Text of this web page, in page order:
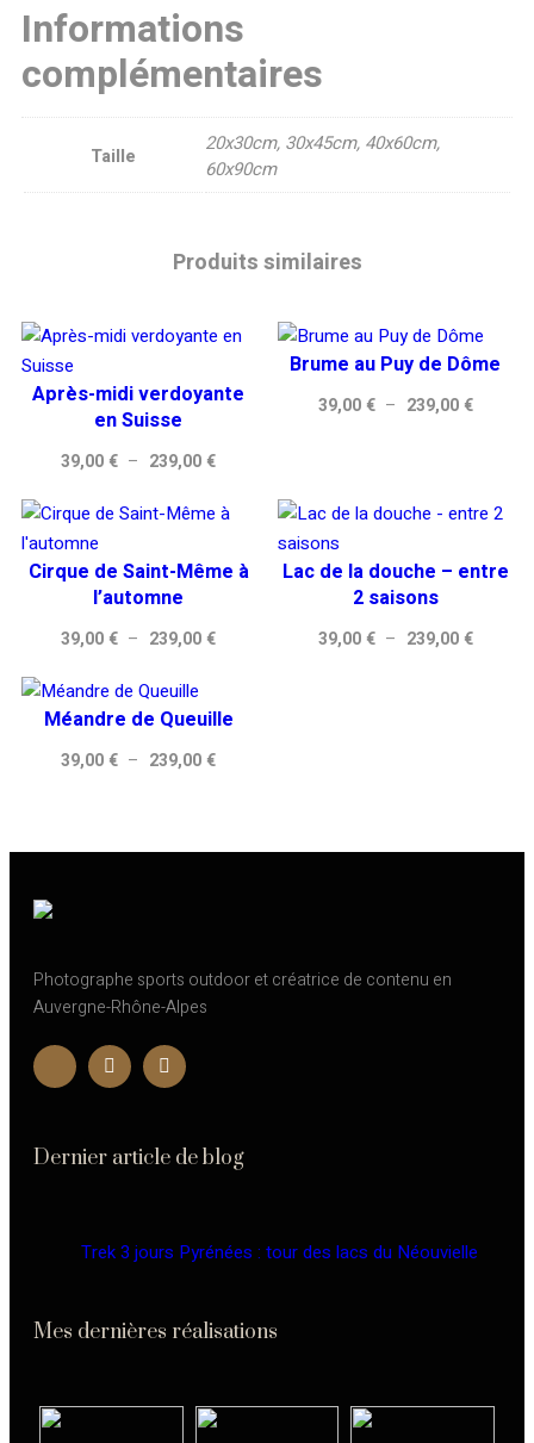
Informations
complémentaires
Taille
20x30cm, 30x45cm, 40x60cm,
60x90cm
Produits similaires
Après-midi verdoyante
en Suisse
39,00 € – 239,00 €Plage
prix :
à
Brume au Puy de Dôme
39,00 € – 239,00 €Plage
à
Cirque de Saint-Même à
l’automne
39,00 € – 239,00 €Plage
39,00 €
à
Lac de la douche – entre
2 saisons
39,00 € – 239,00 €Plage
Méandre de Queuille
39,00 € – 239,00 €Plage
Photographe sports outdoor et créatrice de contenu en
Auvergne-Rhône-Alpes
Dernier article de blog
Trek 3 jours Pyrénées : tour des lacs du Néouvielle
Mes dernières réalisations